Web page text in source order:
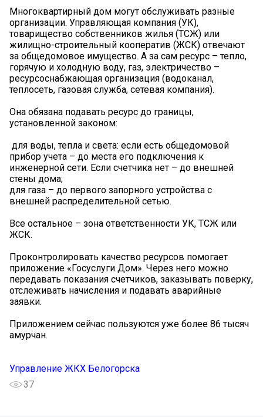
Многоквартирный дом могут обслуживать разные
организации. Управляющая компания (УК),
товарищество собственников жилья (ТСЖ) или
жилищно-строительный кооператив (ЖСК) отвечают
за общедомовое имущество. А за сам ресурс – тепло,
горячую и холодную воду, газ, электричество –
ресурсоснабжающая организация (водоканал,
теплосеть, газовая служба, сетевая компания).
Она обязана подавать ресурс до границы,
установленной законом:
️ для воды, тепла и света: если есть общедомовой
прибор учета – до места его подключения к
инженерной сети. Если счетчика нет – до внешней
стены дома;
️для газа – до первого запорного устройства с
внешней распределительной сетью.
Все остальное – зона ответственности УК, ТСЖ или
ЖСК.
Проконтролировать качество ресурсов помогает
приложение «Госуслуги Дом». Через него можно
передавать показания счетчиков, заказывать поверку,
отслеживать начисления и подавать аварийные
заявки.
Приложением сейчас пользуются уже более 86 тысяч
амурчан.
Управление ЖКХ Белогорска
37